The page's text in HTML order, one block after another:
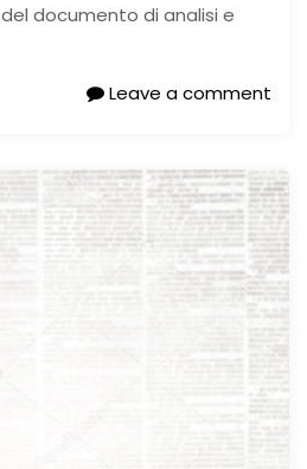
documento di analisi e
Leave a comment